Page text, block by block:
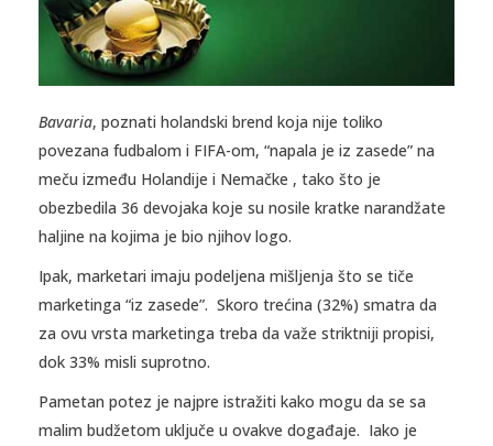
Bavaria, poznati holandski brend koja nije toliko
povezana fudbalom i FIFA-om, “napala je iz zasede” na
meču između Holandije i Nemačke , tako što je
obezbedila 36 devojaka koje su nosile kratke narandžate
haljine na kojima je bio njihov logo.
Ipak, marketari imaju podeljena mišljenja što se tiče
marketinga “iz zasede”. Skoro trećina (32%) smatra da
za ovu vrsta marketinga treba da važe striktniji propisi,
dok 33% misli suprotno.
Pametan potez je najpre istražiti kako mogu da se sa
malim budžetom uključe u ovakve događaje. Iako je